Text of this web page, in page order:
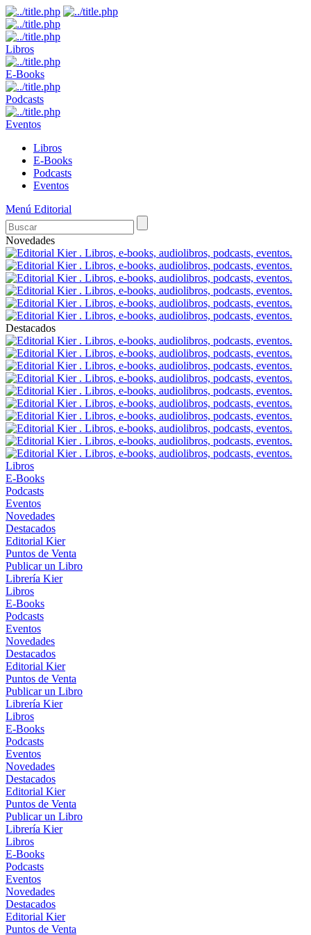
Libros
E-Books
Podcasts
Eventos
Libros
E-Books
Podcasts
Eventos
Menú Editorial
Novedades
Destacados
Libros
E-Books
Podcasts
Eventos
Novedades
Destacados
Editorial Kier
Puntos de Venta
Publicar un Libro
Librería Kier
Libros
E-Books
Podcasts
Eventos
Novedades
Destacados
Editorial Kier
Puntos de Venta
Publicar un Libro
Librería Kier
Libros
E-Books
Podcasts
Eventos
Novedades
Destacados
Editorial Kier
Puntos de Venta
Publicar un Libro
Librería Kier
Libros
E-Books
Podcasts
Eventos
Novedades
Destacados
Editorial Kier
Puntos de Venta